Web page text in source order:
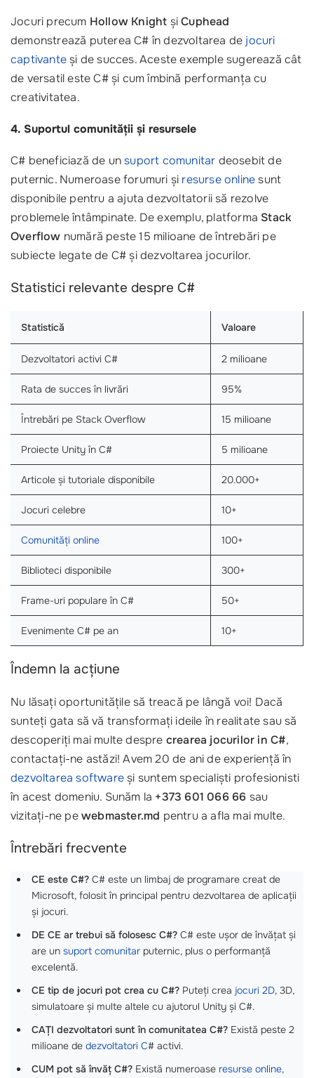
Jocuri precum Hollow Knight șiCuphead
demonstrează puterea C# în dezvoltarea de jocuri
captivanteși de succes. Aceste exemple sugerează cât
de versatil este C# și cum îmbină performanța cu
creativitatea.
4. Suportul comunității și resursele
C# beneficiază de unsuport comunitar deosebit de
puternic. Numeroase forumuri și resurse onlinesunt
disponibile pentru a ajuta dezvoltatorii să rezolve
problemele întâmpinate. De exemplu, platforma Stack
Overflow numără peste 15 milioane de întrebări pe
subiecte legate de C# și dezvoltarea jocurilor.
Statistici relevante despre C#
Statistică Valoare
Dezvoltatori activi C# 2 milioane
Rata de succes în livrări 95%
Întrebări pe Stack Overflow 15 milioane
Proiecte Unity în C# 5 milioane
Articole și tutoriale disponibile 20.000+
Jocuri celebre 10+
Comunități online 100+
Biblioteci disponibile 300+
Frame-uri populare în C# 50+
Evenimente C# pe an 10+
Îndemn la acțiune
Nu lăsați oportunitățile să treacă pe lângă voi! Dacă
sunteți gata să vă transformați ideile în realitate sau să
descoperiți mai multe despre crearea jocurilor in C#,
contactați-ne astăzi! Avem 20 de ani de experiență în
dezvoltarea softwareși suntem specialiști profesionisti
în acest domeniu. Sunăm la +373 601 066 66 sau
vizitați-ne pewebmaster.md pentru a afla mai multe.
Întrebări frecvente
CE este C#? C# este un limbaj de programare creat de
Microsoft, folosit în principal pentru dezvoltarea de aplicații
și jocuri.
DE CE ar trebui să folosesc C#? C# este ușor de învățat și
are un suport comunitar puternic, plus o performanță
excelentă.
CE tip de jocuri pot crea cu C#? Puteți crea jocuri 2D, 3D,
simulatoare și multe altele cu ajutorul Unity și C#.
CAȚI dezvoltatori sunt în comunitatea C#? Există peste 2
milioane de dezvoltatori C# activi.
CUM pot să învăț C#? Există numeroase resurse online,